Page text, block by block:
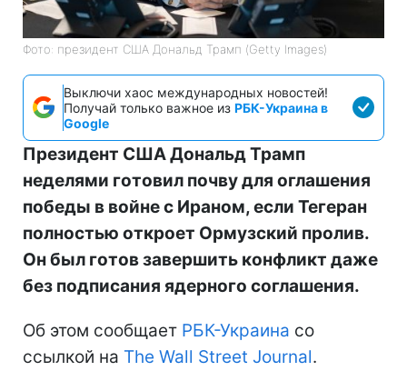
Фото: президент США Дональд Трамп (Getty Images)
Выключи хаос международных новостей!
Получай только важное из РБК-Украина в
Google
Президент США Дональд Трамп
неделями готовил почву для оглашения
победы в войне с Ираном, если Тегеран
полностью откроет Ормузский пролив.
Он был готов завершить конфликт даже
без подписания ядерного соглашения.
Об этом сообщает РБК-Украина со
ссылкой на The Wall Street Journal.